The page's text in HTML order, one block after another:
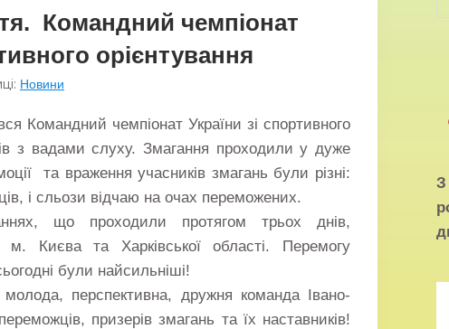
Командний чемпіонат
орієнтування
Новини
Командний чемпіонат України зі спортивного
з вадами слуху. Змагання проходили у дуже
та враження учасників змагань були різні:
і сльози відчаю на очах переможених.
що проходили протягом трьох днів,
м. Києва та Харківської області. Перемогу
були найсильніші!
перспективна, дружня команда Івано-
призерів змагань та їх наставників!
З